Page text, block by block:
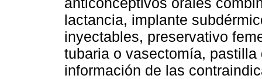
lactancia, implante
inyectables, preservativo
tubaria o vasectomía,
información de las